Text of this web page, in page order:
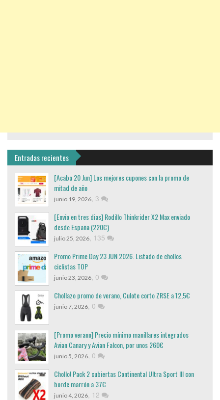
Entradas recientes
[Acaba 20 Jun] Los mejores cupones con la promo de
mitad de año
junio 19, 2026, 3
[Envio en tres dias] Rodillo Thinkrider X2 Max enviado
desde España (220€)
julio 25, 2026, 135
Promo Prime Day 23 JUN 2026. Listado de chollos
ciclistas TOP
junio 23, 2026, 0
Chollazo promo de verano, Culote corto ZRSE a 12,5€
junio 7, 2026, 0
[Promo verano] Precio mínimo manillares integrados
Avian Canary y Avian Falcon, por unos 260€
junio 5, 2026, 0
Chollo! Pack 2 cubiertas Continental Ultra Sport III con
borde marrón a 37€
junio 4, 2026, 12